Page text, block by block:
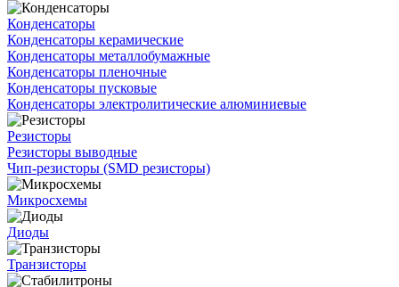
Конденсаторы
Конденсаторы керамические
Конденсаторы металлобумажные
Конденсаторы пленочные
Конденсаторы пусковые
Конденсаторы электролитические алюминиевые
Резисторы
Резисторы выводные
Чип-резисторы (SMD резисторы)
Микросхемы
Диоды
Транзисторы